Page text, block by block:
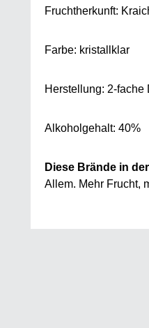
Fruchtherkunft:
Farbe: kristallklar
Herstellung: 2-
Alkoholgehalt: 40%
Diese Brände in
Allem. Mehr Frucht,